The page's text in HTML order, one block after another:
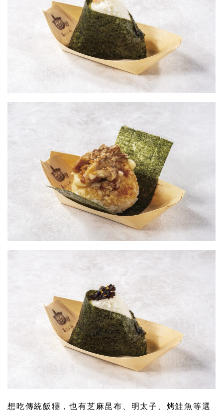
想吃傳統飯糰，也有芝麻昆布、明太子、烤鮭魚等選